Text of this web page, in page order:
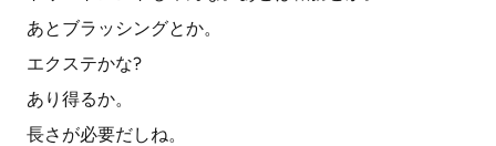
あとブラッシングとか。
エクステかな?
あり得るか。
長さが必要だしね。